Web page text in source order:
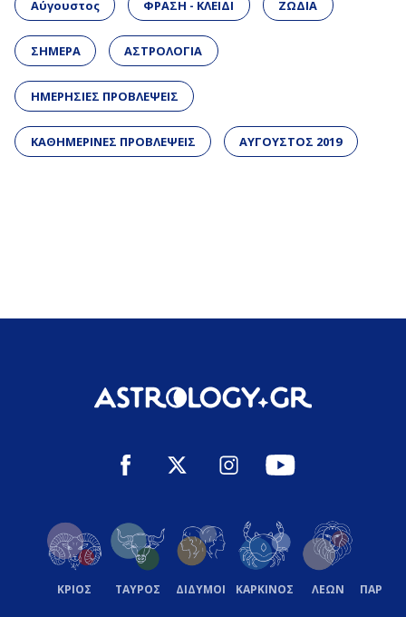
Αύγουστος ΦΡΑΣΗ - ΚΛΕΙΔΙ ΖΩΔΙΑ
ΣΗΜΕΡΑ ΑΣΤΡΟΛΟΓΙΑ
ΗΜΕΡΗΣΙΕΣ ΠΡΟΒΛΕΨΕΙΣ
ΚΑΘΗΜΕΡΙΝΕΣ ΠΡΟΒΛΕΨΕΙΣ ΑΥΓΟΥΣΤΟΣ 2019
ΚΡΙΟΣ ΤΑΥΡΟΣ ΔΙΔΥΜΟΙ ΚΑΡΚΙΝΟΣ ΛΕΩΝ